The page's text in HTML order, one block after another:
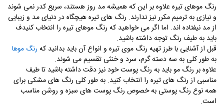
رنگ موهای تیره علاوه بر این که همیشه مد روز هستند، سریع کدر نمی شوند
و نیازی به ترمیم مکرر نیز ندارند. رنگ های تیره هیچگاه در دنیای مد و زیبایی
از مد نیفتاده اند. اما اگر می خواهید که رنگ موهای تیره را انتخاب کنیدف
باید به طیف رنگ توجه داشته باشید.
قبل از آشنایی با طرز تهیه رنگ موی تیره و انواع آن باید بدانید که رنگ موها
به طور کلی به سه دسته گرم، سرد و خنثی تقسیم می شوند.
علاوه بر رنگ مو باید به رنگ پوست خود نیز دقت داشته باشید تا طیف
مناسبی از رنگ های تیره را انتخاب کنید. به طور کلی رنگ های مشکی برای
همه نوع رنگ پوستی به خصوص رنگ پوست های سبزه و روشن مناسب
است.